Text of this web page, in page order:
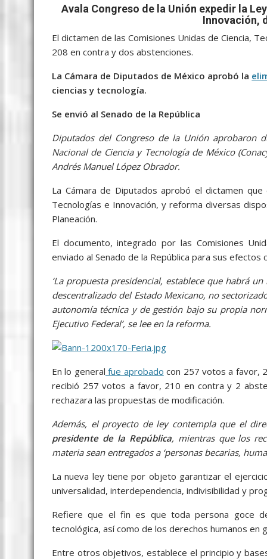
c
b
o
o
k
i
t
e
r
a
l
a
s
A
p
p
s
e
n
g
r
y
e
l
e
g
a
a
r
e
Avala Congreso de la Unión expedir la
Innovación,
El dictamen de las Comisiones Unidas de Ciencia,
208 en contra y dos abstenciones.
La Cámara de Diputados de México aprobó la
ciencias y tecnología.
Se envió al Senado de la República
Diputados del Congreso de la Unión aprobaron
Nacional de Ciencia y Tecnología de México
Andrés Manuel López Obrador.
La Cámara de Diputados aprobó el dictamen
Tecnologías e Innovación, y reforma diversas
Planeación.
El documento, integrado por las Comisiones
enviado al Senado de la República para sus efectos
‘La propuesta presidencial, establece que habrá
descentralizado del Estado Mexicano, no
autonomía técnica y de gestión bajo su propia
Ejecutivo Federal’, se lee en la reforma.
En lo general fue aprobado con 257 votos a favor,
recibió 257 votos a favor, 210 en contra y 2
rechazara las propuestas de modificación.
Además, el proyecto de ley contempla que el
presidente de la República, mientras que los
materia sean entregados a ‘personas becarias,
La nueva ley tiene por objeto garantizar el
universalidad, interdependencia, indivisibilidad y
Refiere que el fin es que toda persona goce
tecnológica, así como de los derechos humanos en
Entre otros objetivos, establece el principio y